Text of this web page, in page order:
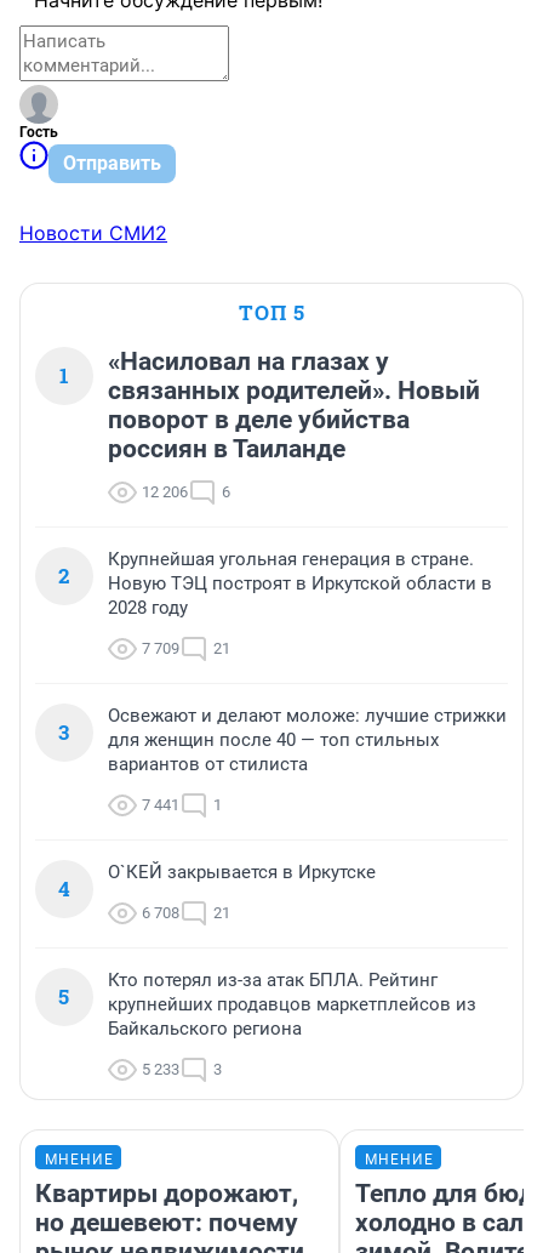
Гость
Отправить
Новости СМИ2
ТОП 5
1
«Насиловал на глазах у
связанных родителей». Новый
поворот в деле убийства
россиян в Таиланде
12 206 6
2
Крупнейшая угольная генерация в стране.
Новую ТЭЦ построят в Иркутской области в
2028 году
7 709 21
3
Освежают и делают моложе: лучшие стрижки
для женщин после 40 — топ стильных
вариантов от стилиста
7 441 1
4
О`КЕЙ закрывается в Иркутске
6 708 21
5
Кто потерял из-за атак БПЛА. Рейтинг
крупнейших продавцов маркетплейсов из
Байкальского региона
5 233 3
МНЕНИЕ
Квартиры дорожают,
но дешевеют: почему
МНЕНИЕ
Тепло для
холодно в